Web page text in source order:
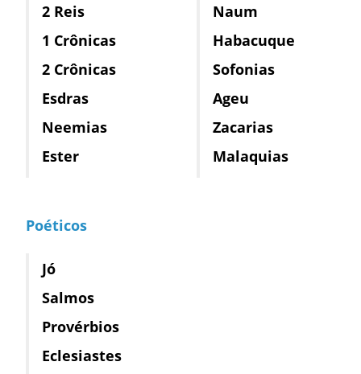
2 Reis
1 Crônicas
2 Crônicas
Esdras
Neemias
Ester
Poéticos
Jó
Salmos
Provérbios
Eclesiastes
Naum
Habacuque
Sofonias
Ageu
Zacarias
Malaquias